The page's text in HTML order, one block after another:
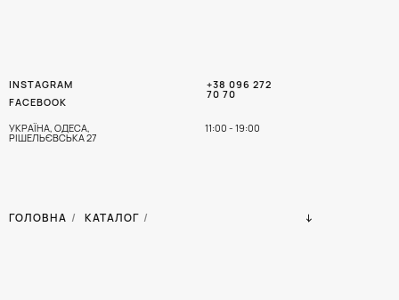
INSTAGRAM +38 096 272
70 70
FACEBOOK
УКРАЇНА, ОДЕСА,
РІШЕЛЬЄВСЬКА 27
11:00 - 19:00
ГОЛОВНА / КАТАЛОГ /